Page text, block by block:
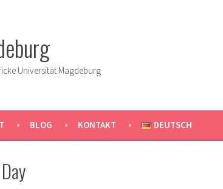
Universität Magdeburg
BLOG KONTAKT DEUTSCH